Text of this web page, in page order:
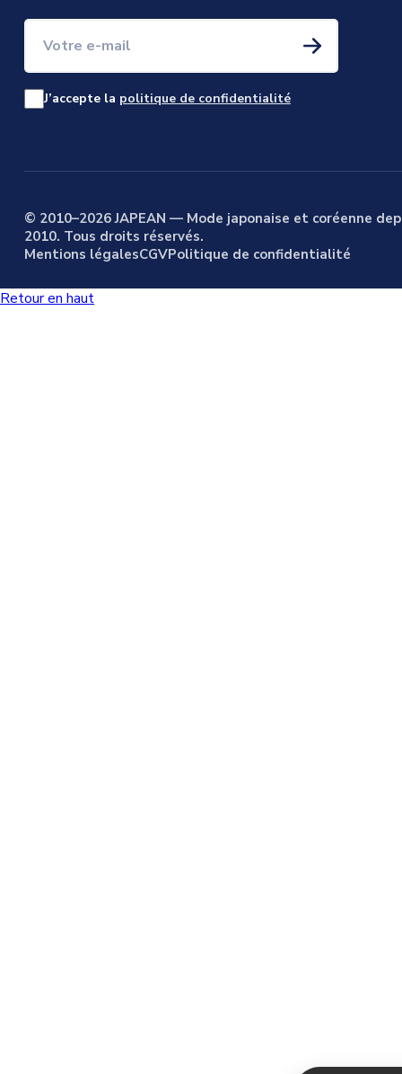
J’accepte la politique de confidentialité
© 2010–2026 JAPEAN — Mode japonaise et coréenne
2010. Tous droits réservés.
Mentions légalesCGVPolitique de confidentialité
Retour en haut